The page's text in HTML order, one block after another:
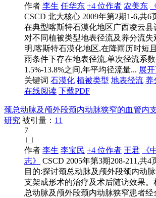
作者 李生 任华东 +4 位作者 农美东
CSCD 北大核心 2009年第2期1-6,共6
在典型喀斯特石漠化地区广西凌云县
对不同植被类型地表径流及养分流
明,喀斯特石漠化地区,在降雨历时短
雨条件下存在地表径流,单次径流系
1.5%-13.8%之间,年平均径流量... 展
关键词 石漠化 植被类型 地表径流 养
在线阅读 下载PDF
颈总动脉及颅外段颈内动脉狭窄的血管内
研究 被引量： 11
7
作者 李生 李宝民 +4 位作者 王君
《
志》
CSCD 2005年第3期208-211,共4
目的:探讨颈总动脉及颅外段颈内动
支架成形术的治疗及术后随访效果。
总动脉及颅外段颈内动脉狭窄患者